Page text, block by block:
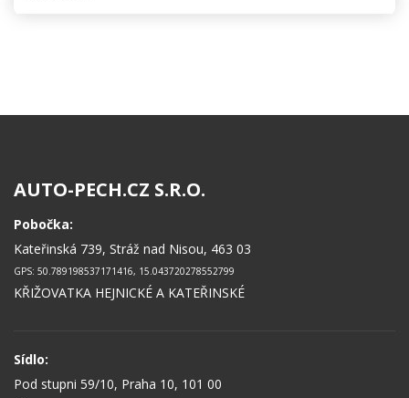
AUTO-PECH.CZ S.R.O.
Pobočka:
Kateřinská 739, Stráž nad Nisou, 463 03
GPS: 50.789198537171416, 15.043720278552799
KŘIŽOVATKA HEJNICKÉ A KATEŘINSKÉ
Sídlo:
Pod stupni 59/10, Praha 10, 101 00